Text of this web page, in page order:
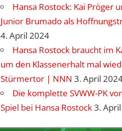
Hansa Rostock: Kai Pröger
Junior Brumado als
4. April 2024
Hansa Rostock braucht im
um den Klassenerhalt mal
Stürmertor | NNN 3. April
Die komplette SVWW-PK
Spiel bei Hansa Rostock3.